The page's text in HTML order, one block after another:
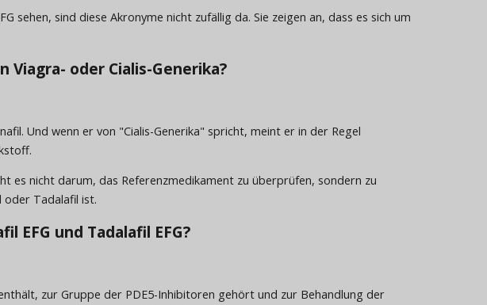
sehen, sind diese Akronyme nicht zufällig da. Sie zeigen an, dass es sich um
oder Cialis-Generika?
Und wenn er von "Cialis-Generika" spricht, meint er in der Regel
es nicht darum, das Referenzmedikament zu überprüfen, sondern zu
oder Tadalafil ist.
und Tadalafil EFG?
zur Gruppe der PDE5-Inhibitoren gehört und zur Behandlung der